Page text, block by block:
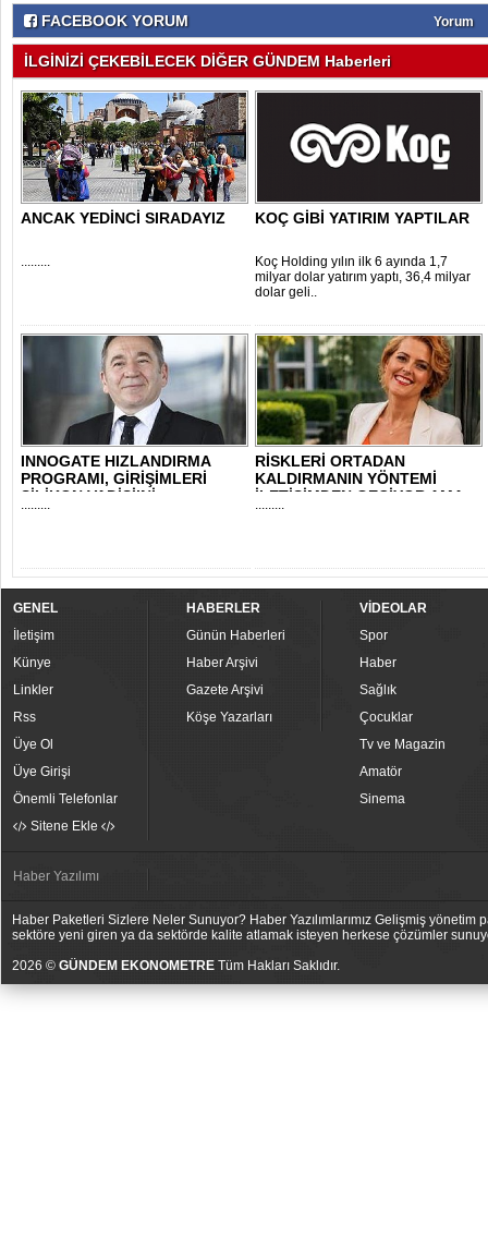
FACEBOOK YORUM Yorum
İLGİNİZİ ÇEKEBİLECEK DİĞER GÜNDEM Haberleri
ANCAK YEDİNCİ SIRADAYIZ
.........
KOÇ GİBİ YATIRIM YAPTILAR
Koç Holding yılın ilk 6 ayında 1,7
milyar dolar yatırım yaptı, 36,4 milyar
dolar geli..
INNOGATE HIZLANDIRMA
PROGRAMI, GİRİŞİMLERİ
SİLİKON VADİSİ’Nİ..
.........
RİSKLERİ ORTADAN
KALDIRMANIN YÖNTEMİ
İLETİŞİMDEN GEÇİYOR AMA..
.........
GENEL
İletişim
Künye
Linkler
Rss
Üye Ol
Üye Girişi
Önemli Telefonlar
Sitene Ekle
HABERLER
Günün Haberleri
Haber Arşivi
Gazete Arşivi
Köşe Yazarları
VİDEOLAR
Spor
Haber
Sağlık
Çocuklar
Tv ve Magazin
Amatör
Sinema
Haber Yazılımı
Haber Paketleri Sizlere Neler Sunuyor? Haber Yazılımlarımız Gelişmiş
sektöre yeni giren ya da sektörde kalite atlamak isteyen herkese çözümler
2026 © GÜNDEM EKONOMETRE Tüm Hakları Saklıdır.